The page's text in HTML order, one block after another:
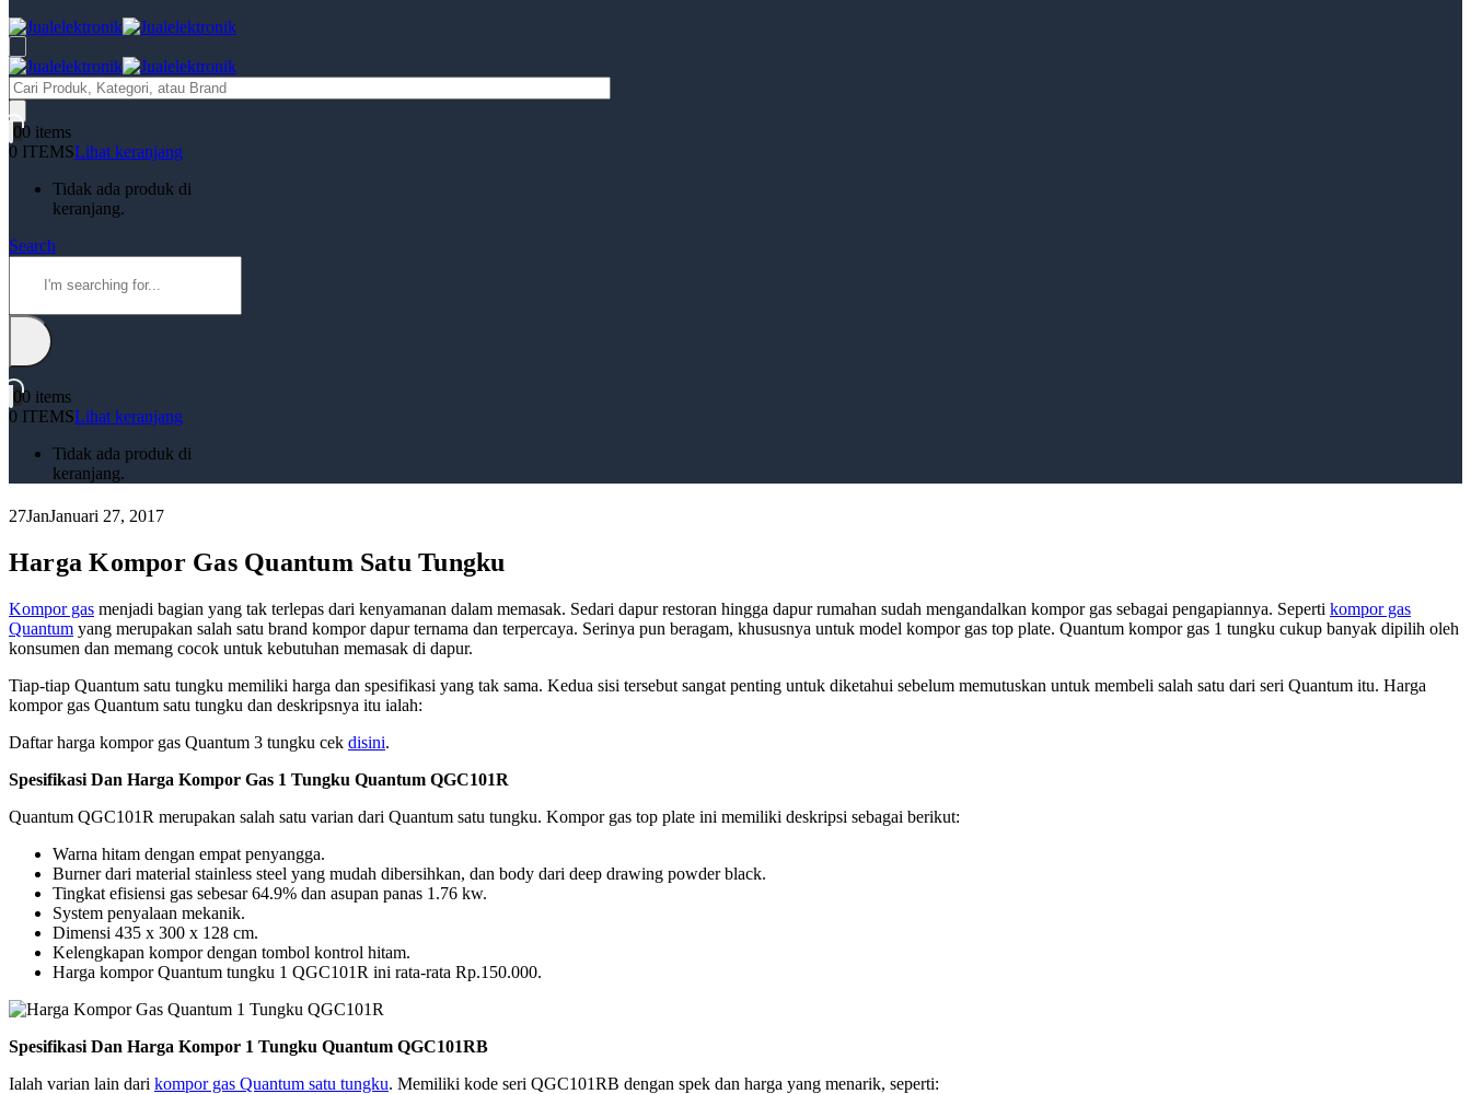
Products
search
00 items
0 ITEMSLihat keranjang
Tidak ada produk di
keranjang.
Search
00 items
0 ITEMSLihat keranjang
Tidak ada produk di
keranjang.
27JanJanuari 27, 2017
Harga Kompor Gas Quantum Satu Tungku
Kompor gas menjadi bagian yang tak terlepas dari kenyamanan dalam memasak. Sedari dapur restoran hingga dapur rumahan sudah mengandalkan kompor gas sebagai pengapiannya. Seperti kompor gas
Quantum yang merupakan salah satu brand kompor dapur ternama dan terpercaya. Serinya pun beragam, khususnya untuk model kompor gas top plate. Quantum kompor gas 1 tungku cukup banyak dipilih oleh
konsumen dan memang cocok untuk kebutuhan memasak di dapur.
Tiap-tiap Quantum satu tungku memiliki harga dan spesifikasi yang tak sama. Kedua sisi tersebut sangat penting untuk diketahui sebelum memutuskan untuk membeli salah satu dari seri Quantum itu. Harga
kompor gas Quantum satu tungku dan deskripsnya itu ialah:
Daftar harga kompor gas Quantum 3 tungku cek disini.
Spesifikasi Dan Harga Kompor Gas 1 Tungku Quantum QGC101R
Quantum QGC101R merupakan salah satu varian dari Quantum satu tungku. Kompor gas top plate ini memiliki deskripsi sebagai berikut:
Warna hitam dengan empat penyangga.
Burner dari material stainless steel yang mudah dibersihkan, dan body dari deep drawing powder black.
Tingkat efisiensi gas sebesar 64.9% dan asupan panas 1.76 kw.
System penyalaan mekanik.
Dimensi 435 x 300 x 128 cm.
Kelengkapan kompor dengan tombol kontrol hitam.
Harga kompor Quantum tungku 1 QGC101R ini rata-rata Rp.150.000.
Spesifikasi Dan Harga Kompor 1 Tungku Quantum QGC101RB
Ialah varian lain dari kompor gas Quantum satu tungku. Memiliki kode seri QGC101RB dengan spek dan harga yang menarik, seperti: